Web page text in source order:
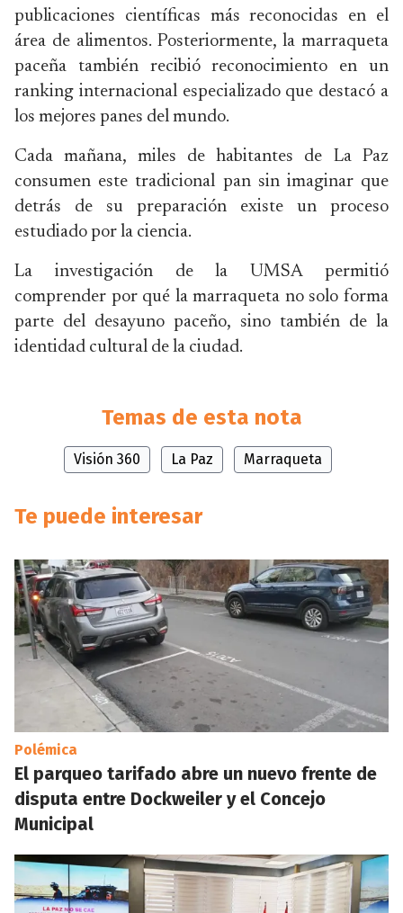
publicaciones científicas más reconocidas en el
área de alimentos. Posteriormente, la marraqueta
paceña también recibió reconocimiento en un
ranking internacional especializado que destacó a
los mejores panes del mundo.
Cada mañana, miles de habitantes de La Paz
consumen este tradicional pan sin imaginar que
detrás de su preparación existe un proceso
estudiado por la ciencia.
La investigación de la UMSA permitió
comprender por qué la marraqueta no solo forma
parte del desayuno paceño, sino también de la
identidad cultural de la ciudad.
Temas de esta nota
Visión 360 La Paz Marraqueta
Te puede interesar
Polémica
El parqueo tarifado abre un nuevo frente de
disputa entre Dockweiler y el Concejo
Municipal